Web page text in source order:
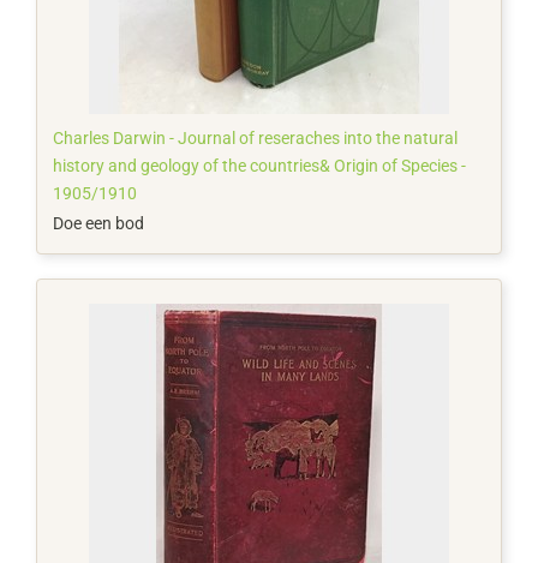
Charles Darwin - Journal of reseraches into the natural
history and geology of the countries& Origin of Species -
1905/1910
Doe een bod